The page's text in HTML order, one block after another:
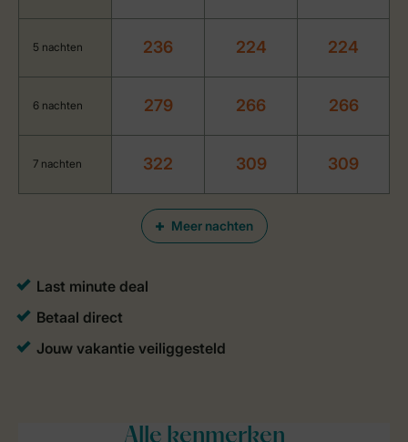
Meer nachten
5 nachten 236 224 224
6 nachten 279 266 266
7 nachten 322 309 309
Alle kenmerken